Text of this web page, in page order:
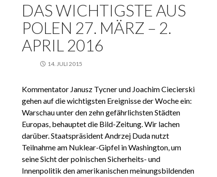
DAS WICHTIGSTE AUS
POLEN 27. MÄRZ – 2.
APRIL 2016
14. JULI 2015
Kommentator Janusz Tycner und Joachim Ciecierski
gehen auf die wichtigsten Ereignisse der Woche ein:
Warschau unter den zehn gefährlichsten Städten
Europas, behauptet die Bild-Zeitung. Wir lachen
darüber. Staatspräsident Andrzej Duda nutzt
Teilnahme am Nuklear-Gipfel in Washington, um
seine Sicht der polnischen Sicherheits- und
Innenpolitik den amerikanischen meinungsbildenden